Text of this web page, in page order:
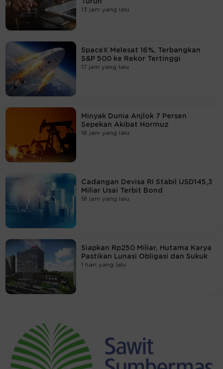
Turun
13 jam yang lalu
SpaceX Melesat 16%, Terbangkan
S&P 500 ke Rekor Tertinggi
17 jam yang lalu
Minyak Dunia Anjlok 7 Persen
Sepekan Akibat Hormuz
18 jam yang lalu
Cadangan Devisa RI Stabil USD145,3
Miliar Usai Terbit Bond
18 jam yang lalu
Siapkan Rp250 Miliar, Hutama Karya
Pastikan Lunasi Obligasi dan Sukuk
1 hari yang lalu